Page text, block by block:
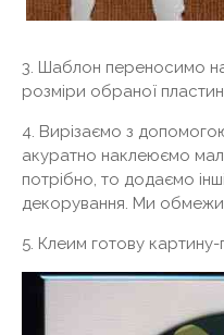
3. Шаблон переносимо
розміри обраної
4. Вирізаємо з
акуратно наклеюємо
потрібно, то додаємо
декорування. Ми
5. Клеим готову картину-